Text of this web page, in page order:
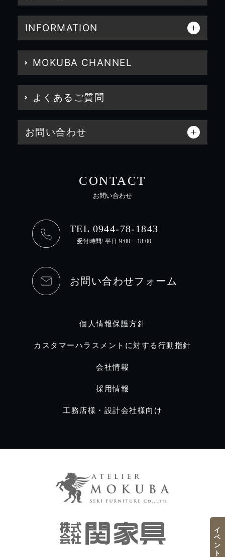
INFORMATION
MOKUBA CHANNEL
よくあるご質問
お問い合わせ
CONTACT
お問い合わせ
TEL 0944-78-1843
受付時間/ 平日 9:00 – 18:00
お問い合わせフォーム
個人情報保護方針
カスタマーハラスメントに対する行動指針
会社情報
採用情報
工務店様・設計会社様向け